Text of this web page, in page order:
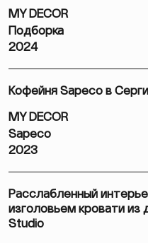
MY DECOR
Подборка
2024
Кофейня Sapeco в
MY DECOR
Sapeco
2023
Расслабленный
изголовьем кровати из
Studio